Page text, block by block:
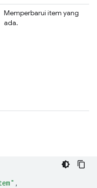
Memperbarui item yang
ada.
,